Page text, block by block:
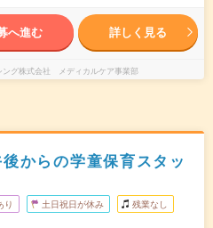
へ進む 詳しく見る
ング株式会社 メディカルケア事業部
からの学童保育スタッ
り 土日祝日が休み 残業なし